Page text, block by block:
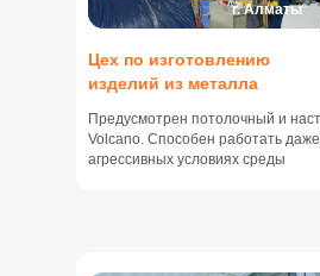
Цех по изготовлению
изделий из металла
Предусмотрен потолочный и
Volcano. Способен работать
агрессивных условиях среды
г. Алматы